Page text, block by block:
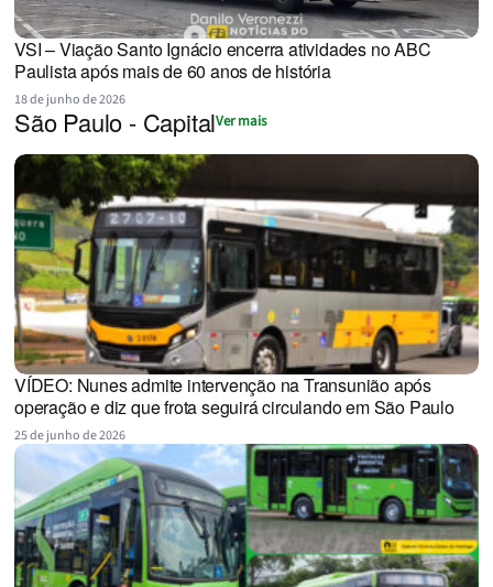
VSI – Viação Santo Ignácio encerra atividades no ABC
Paulista após mais de 60 anos de história
18 de junho de 2026
São Paulo - CapitalVer mais
VÍDEO: Nunes admite intervenção na Transunião após
operação e diz que frota seguirá circulando em São Paulo
25 de junho de 2026